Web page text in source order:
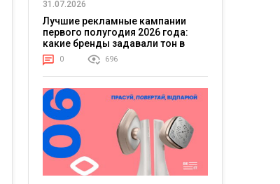
31.07.2026
Лучшие рекламные кампании
первого полугодия 2026 года:
какие бренды задавали тон в
отрасли
0 696